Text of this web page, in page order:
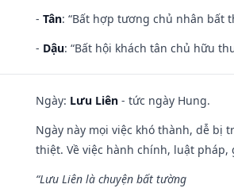
- Tân: “Bất hợp tương chủ nhân bất
- Dậu: “Bất hội khách tân chủ hữu
Ngày: Lưu Liên - tức ngày Hung.
Ngày này mọi việc khó thành, dễ bị
thiệt. Về việc hành chính, luật
“Lưu Liên là chuyện bất tường